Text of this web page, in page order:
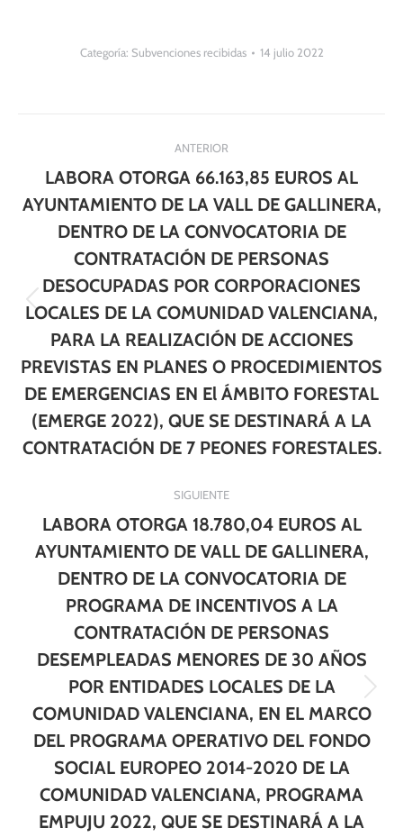
Categoría: Subvenciones recibidas 14 julio 2022
entre
publicaciones
ANTERIOR
Publicación
anterior:
LABORA OTORGA 66.163,85 EUROS AL
AYUNTAMIENTO DE LA VALL DE GALLINERA,
DENTRO DE LA CONVOCATORIA DE
CONTRATACIÓN DE PERSONAS
DESOCUPADAS POR CORPORACIONES
LOCALES DE LA COMUNIDAD VALENCIANA,
PARA LA REALIZACIÓN DE ACCIONES
PREVISTAS EN PLANES O PROCEDIMIENTOS
DE EMERGENCIAS EN El ÁMBITO FORESTAL
(EMERGE 2022), QUE SE DESTINARÁ A LA
CONTRATACIÓN DE 7 PEONES FORESTALES.
SIGUIENTE
Publicación
siguiente:
LABORA OTORGA 18.780,04 EUROS AL
AYUNTAMIENTO DE VALL DE GALLINERA,
DENTRO DE LA CONVOCATORIA DE
PROGRAMA DE INCENTIVOS A LA
CONTRATACIÓN DE PERSONAS
DESEMPLEADAS MENORES DE 30 AÑOS
POR ENTIDADES LOCALES DE LA
COMUNIDAD VALENCIANA, EN EL MARCO
DEL PROGRAMA OPERATIVO DEL FONDO
SOCIAL EUROPEO 2014-2020 DE LA
COMUNIDAD VALENCIANA, PROGRAMA
EMPUJU 2022, QUE SE DESTINARÁ A LA